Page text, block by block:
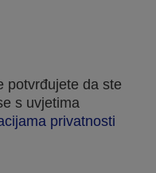
potvrđujete da ste
s uvjetima
privatnosti